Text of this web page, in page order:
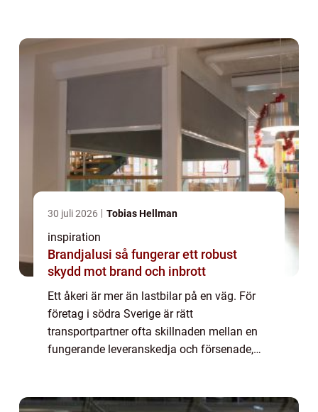
30 juli 2026 Tobias Hellman
inspiration
Brandjalusi så fungerar ett robust
skydd mot brand och inbrott
Ett åkeri är mer än lastbilar på en väg. För
företag i södra Sverige är rätt
transportpartner ofta skillnaden mellan en
fungerande leveranskedja och försenade,
Småland ...